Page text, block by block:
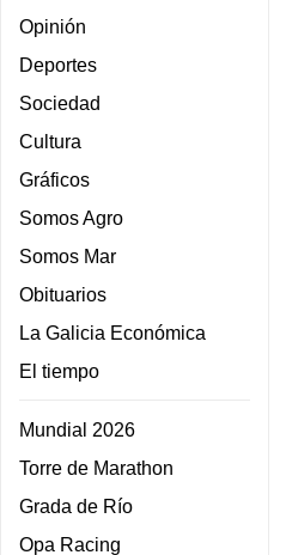
Opinión
Deportes
Sociedad
Cultura
Gráficos
Somos Agro
Somos Mar
Obituarios
La Galicia Económica
El tiempo
Mundial 2026
Torre de Marathon
Grada de Río
Opa Racing